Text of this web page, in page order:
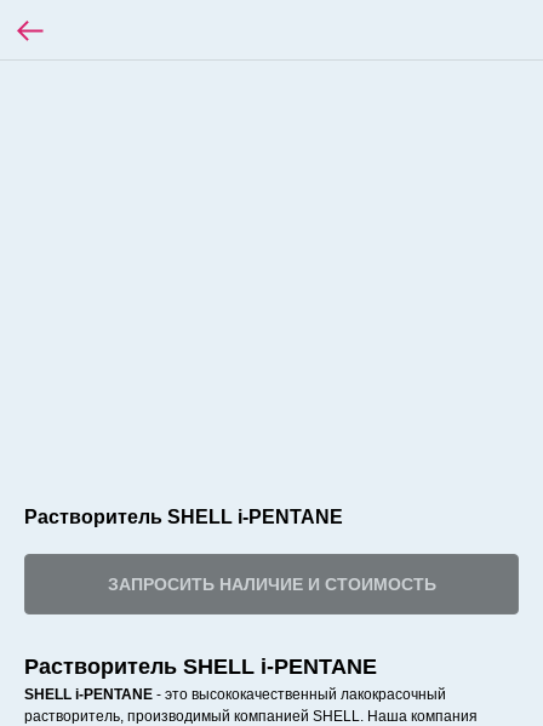
Растворитель SHELL i-PENTANE
ЗАПРОСИТЬ НАЛИЧИЕ И СТОИМОСТЬ
Растворитель SHELL i-PENTANE
SHELL i-PENTANE - это высококачественный лакокрасочный
растворитель, производимый компанией SHELL. Наша компания